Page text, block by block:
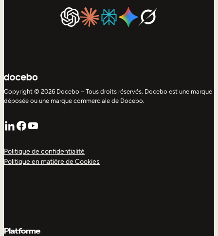
Copyright © 2026 Docebo – Tous droits réservés. Docebo est une marque
déposée ou une marque commerciale de Docebo.
LinkedIn
Facebook
YouTube
Politique de confidentialité
Politique en matière de Cookies
Platforme